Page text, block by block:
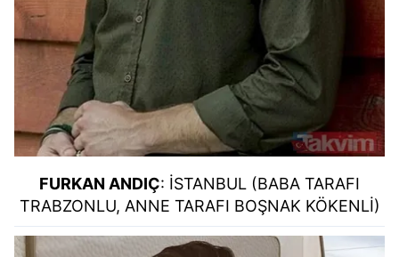
FURKAN ANDIÇ: İSTANBUL (BABA TARAFI
TRABZONLU, ANNE TARAFI BOŞNAK KÖKENLİ)